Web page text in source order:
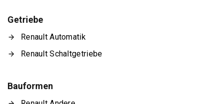
Getriebe
Renault Automatik
Renault Schaltgetriebe
Bauformen